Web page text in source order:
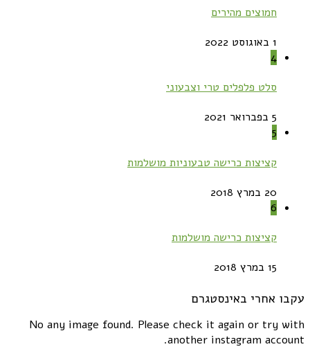
חמוצים מהירים
1 באוגוסט 2022
4
סלט פלפלים טרי וצבעוני
5 בפברואר 2021
5
קציצות כרישה טבעוניות מושלמות
20 במרץ 2018
6
קציצות כרישה מושלמות
15 במרץ 2018
עקבו אחרי באינסטגרם
No any image found. Please check it again or try with
another instagram account.